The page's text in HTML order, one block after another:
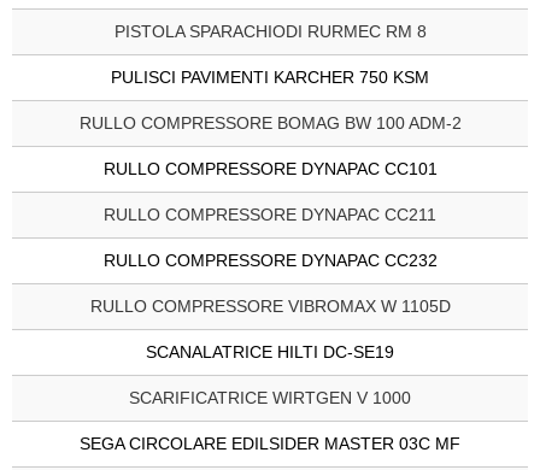
PISTOLA SPARACHIODI RURMEC RM 8
PULISCI PAVIMENTI KARCHER 750 KSM
RULLO COMPRESSORE BOMAG BW 100 ADM-2
RULLO COMPRESSORE DYNAPAC CC101
RULLO COMPRESSORE DYNAPAC CC211
RULLO COMPRESSORE DYNAPAC CC232
RULLO COMPRESSORE VIBROMAX W 1105D
SCANALATRICE HILTI DC-SE19
SCARIFICATRICE WIRTGEN V 1000
SEGA CIRCOLARE EDILSIDER MASTER 03C MF